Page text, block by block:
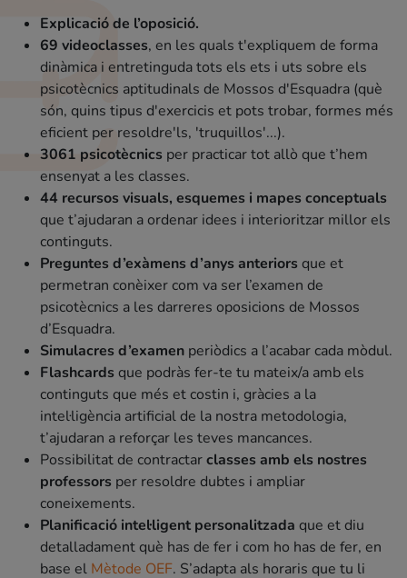
Explicació de l’oposició.
69 videoclasses, en les quals t'expliquem de forma
dinàmica i entretinguda tots els ets i uts sobre els
psicotècnics aptitudinals de Mossos d'Esquadra (què
són, quins tipus d'exercicis et pots trobar, formes més
eficient per resoldre'ls, 'truquillos'...).
3061 psicotècnics per practicar tot allò que t’hem
ensenyat a les classes.
44 recursos visuals, esquemes i mapes conceptuals
que t’ajudaran a ordenar idees i interioritzar millor els
continguts.
Preguntes d’exàmens d’anys anteriors que et
permetran conèixer com va ser l’examen de
psicotècnics a les darreres oposicions de Mossos
d’Esquadra.
Simulacres d’examen periòdics a l’acabar cada mòdul.
Flashcards que podràs fer-te tu mateix/a amb els
continguts que més et costin i, gràcies a la
intel·ligència artificial de la nostra metodologia,
t’ajudaran a reforçar les teves mancances.
Possibilitat de contractarclasses amb els nostres
professors per resoldre dubtes i ampliar
coneixements.
Planificació intel·ligent personalitzada que et diu
detalladament què has de fer i com ho has de fer, en
base el Mètode OEF. S’adapta als horaris que tu li